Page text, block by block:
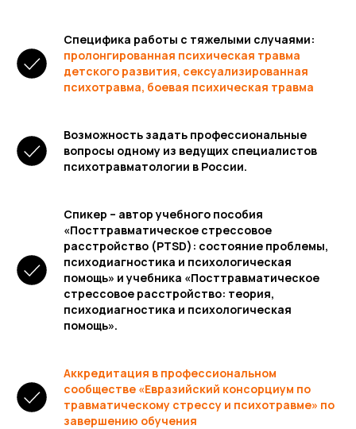
Специфика работы с тяжелыми случаями:
пролонгированная психическая травма
детского развития, сексуализированная
психотравма, боевая психическая травма
Возможность задать профессиональные
вопросы одному из ведущих специалистов
психотравматологии в России.
Спикер – автор учебного пособия
«Посттравматическое стрессовое
расстройство (PTSD): состояние проблемы,
психодиагностика и психологическая
помощь» и учебника «Посттравматическое
стрессовое расстройство: теория,
психодиагностика и психологическая
помощь».
Аккредитация в профессиональном
сообществе «Евразийский консорциум по
травматическому стрессу и психотравме» по
завершению обучения